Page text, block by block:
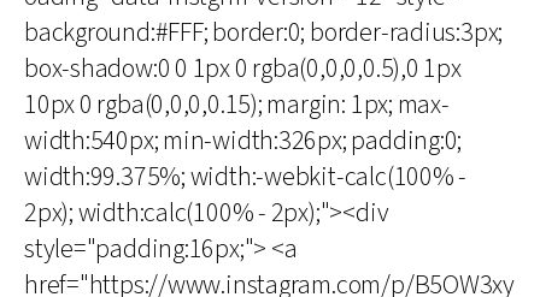
background:#FFF; border:0; border-radius:3px;
box-shadow:0 0 1px 0 rgba(0,0,0,0.5),0 1px
10px 0 rgba(0,0,0,0.15); margin: 1px; max-
width:540px; min-width:326px; padding:0;
width:99.375%; width:-webkit-calc(100% -
2px); width:calc(100% - 2px);"><div
style="padding:16px;"> <a
href="https://www.instagram.com/p/B5OW3xy